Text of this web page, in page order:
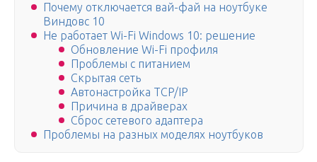
Почему отключается вай-фай на ноутбуке
Виндовс 10
Не работает Wi-Fi Windows 10: решение
Обновление Wi-Fi профиля
Проблемы с питанием
Скрытая сеть
Автонастройка TCP/IP
Причина в драйверах
Сброс сетевого адаптера
Проблемы на разных моделях ноутбуков